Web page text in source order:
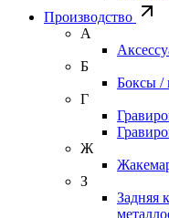
Производство
А
Б
Боксы /
Г
Ж
З
Задняя